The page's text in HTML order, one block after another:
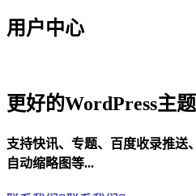
用户中心
更好的WordPress主题
支持快讯、专题、百度收录推送
自动缩略图等...